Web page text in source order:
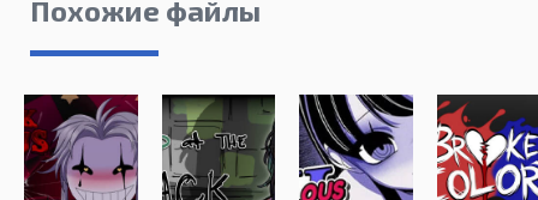
Похожие файлы